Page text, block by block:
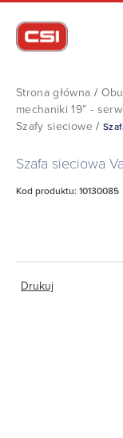
Strona główna /
mechaniki 19” -
Szafy sieciowe /
Szafa sieciowa
Kod produktu: 10130085
Drukuj